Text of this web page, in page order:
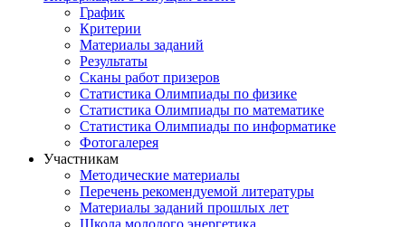
График
Критерии
Материалы заданий
Результаты
Сканы работ призеров
Статистика Олимпиады по физике
Статистика Олимпиады по математике
Статистика Олимпиады по информатике
Фотогалерея
Участникам
Методические материалы
Перечень рекомендуемой литературы
Материалы заданий прошлых лет
Школа молодого энергетика